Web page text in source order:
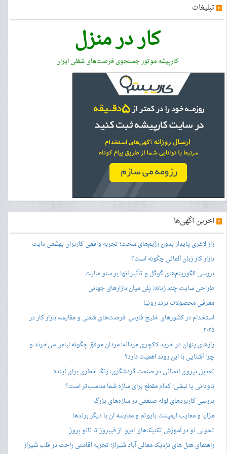
» تبلیغات
کار در منزل
کارپیشه موتور جستجوی فرصت‌های شغلی ایران
»آخرین آگهی‌ها
راز لاغری پایدار بدون رژیم‌های سخت؛ تجربه واقعی کاربران بهشتی دایت
بازار کار زبان آلمانی چگونه است؟
بررسی الگوریتم‌های گوگل و تأثیر آنها بر سئو سایت
طراحی سایت چند زبانه: پلی میان بازارهای جهانی
معرفی محصولات برند رونیا
استخدام در کشورهای خلیج فارس: فرصت‌های شغلی و مقایسه بازار کار در
۲۰۲۵
رازهای پنهان در خرید لاکچری مردانه؛ مردان موفق چگونه لباس می‌خرند و
چرا آشنایی با این روند اهمیت دارد؟
تعدیل نیروی انسانی در صنعت گردشگری؛ زنگ خطری برای آینده
ناودانی یا نبشی؛ کدام مقطع برای سازه شما مناسب‌تر است؟
بررسی کاربردهای لوله صنعتی در سازه‌های بزرگ
مزایا و معایب ایمپلنت بایوتم و مقایسه آن با دیگر برندها
تحولی نو در آموزش تکنیک‌های ابرو: از فیبروز تا نانو بروز
راهنمای هتل های نزدیک معالی آباد شیراز؛ تجربه اقامتی راحت در قلب شیراز